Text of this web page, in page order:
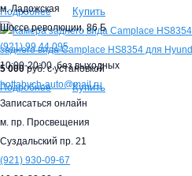
Подробнее
Купить
заднего вида Camplace HS8354 для
5 000руб. с установкой
Подробнее
Купить
м. Ладожская
Шоссе революции, 86 Б
(921)99 44 095
10:00-20:00,без выходных
hottabych-auto@mail.ru
Записаться онлайн
м. пр. Просвещения
Суздальский пр. 21
(921) 930-09-67